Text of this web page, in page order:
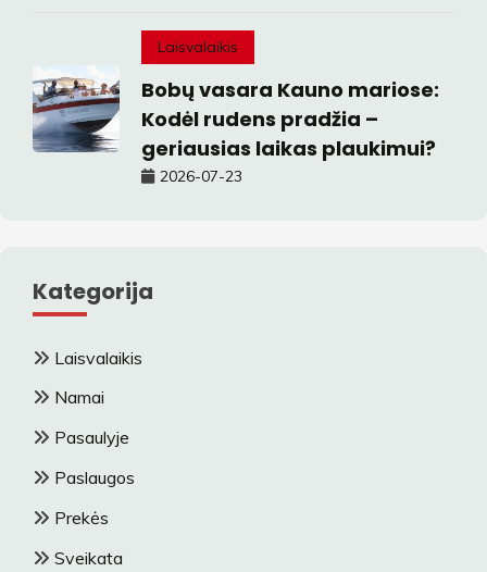
Laisvalaikis
Bobų vasara Kauno mariose:
Kodėl rudens pradžia –
geriausias laikas plaukimui?
2026-07-23
Kategorija
Laisvalaikis
Namai
Pasaulyje
Paslaugos
Prekės
Sveikata